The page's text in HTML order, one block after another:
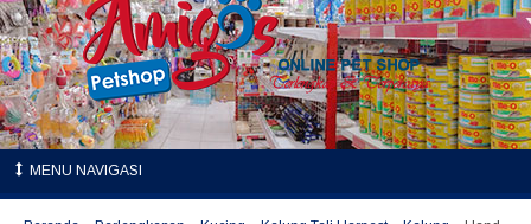
MENU NAVIGASI